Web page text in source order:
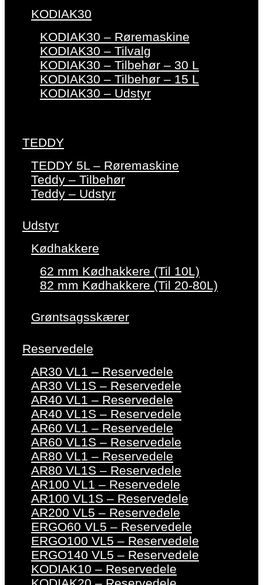
KODIAK30
KODIAK30 – Røremaskine
KODIAK30 – Tilvalg
KODIAK30 – Tilbehør – 30 L
KODIAK30 – Tilbehør – 15 L
KODIAK30 – Udstyr
TEDDY
TEDDY 5L – Røremaskine
Teddy – Tilbehør
Teddy – Udstyr
Udstyr
Kødhakkere
62 mm Kødhakkere (Til 10L)
82 mm Kødhakkere (Til 20-80L)
Grøntsagsskærer
Reservedele
AR30 VL1 – Reservedele
AR30 VL1S – Reservedele
AR40 VL1 – Reservedele
AR40 VL1S – Reservedele
AR60 VL1 – Reservedele
AR60 VL1S – Reservedele
AR80 VL1 – Reservedele
AR80 VL1S – Reservedele
AR100 VL1 – Reservedele
AR100 VL1S – Reservedele
AR200 VL5 – Reservedele
ERGO60 VL5 – Reservedele
ERGO100 VL5 – Reservedele
ERGO140 VL5 – Reservedele
KODIAK10 – Reservedele